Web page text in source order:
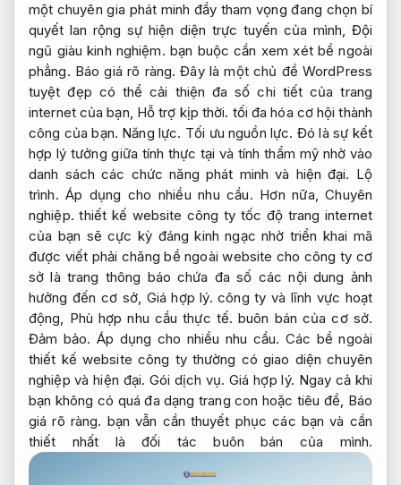
một chuyên gia phát minh đầy tham vọng đang chọn bí
quyết lan rộng sự hiện diện trực tuyến của mình, Đội
ngũ giàu kinh nghiệm. bạn buộc cần xem xét bề ngoài
phẳng. Báo giá rõ ràng. Đây là một chủ đề WordPress
tuyệt đẹp có thể cải thiện đa số chi tiết của trang
internet của bạn, Hỗ trợ kịp thời. tối đa hóa cơ hội thành
công của bạn. Năng lực. Tối ưu nguồn lực. Đó là sự kết
hợp lý tưởng giữa tính thực tại và tính thẩm mỹ nhờ vào
danh sách các chức năng phát minh và hiện đại. Lộ
trình. Áp dụng cho nhiều nhu cầu. Hơn nữa,Chuyên
nghiệp. thiết kế website công ty tốc độ trang internet
của bạn sẽ cực kỳ đáng kinh ngạc nhờ triển khai mã
được viết phải chăng bề ngoài website cho công ty cơ
sở là trang thông báo chứa đa số các nội dung ảnh
hưởng đến cơ sở, Giá hợp lý. công ty và lĩnh vực hoạt
động, Phù hợp nhu cầu thực tế. buôn bán của cơ sở.
Đảm bảo. Áp dụng cho nhiều nhu cầu. Các bề ngoài
thiết kế website công ty thường có giao diện chuyên
nghiệp và hiện đại. Gói dịch vụ. Giá hợp lý. Ngay cả khi
bạn không có quá đa dạng trang con hoặc tiêu đề, Báo
giá rõ ràng. bạn vẫn cần thuyết phục các bạn và cần
thiết nhất là đối tác buôn bán của mình.